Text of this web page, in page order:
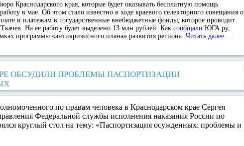
Краснодарского края, которые будет оказывать бесплатную помощь
в мае. Об этом стало известно в ходе краевого селекторного совещания о
и платежам в государственные внебюджетные фонды, которое проводит
На ее работу будет выделено 13 млн рублей. Как сообщали ЮГА.ру,
программы «антикризисного плана» развития региона. Читать далее…
ОБСУДИЛИ ПРОБЛЕМЫ ПАСПОРТИЗАЦИИ
по правам человека в Краснодарском крае Сергея
Федеральной службы исполнения наказания России по
круглый стол на тему: «Паспортизация осужденных: проблемы и